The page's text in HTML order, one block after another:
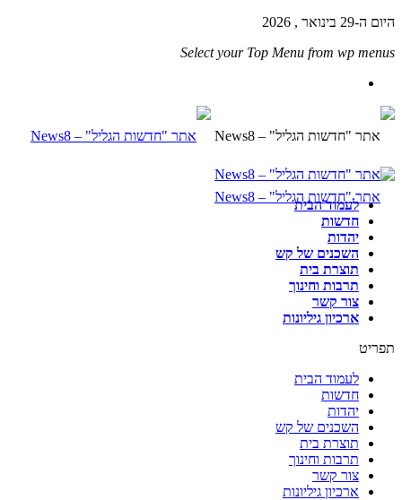
היום ה-29 בינואר , 2026
Select your Top Menu from wp menus
לעמוד הבית
חדשות
יהדות
השכנים של קש
תוצרת בית
תרבות וחינוך
צור קשר
ארכיון גיליונות
תפריט
לעמוד הבית
חדשות
יהדות
השכנים של קש
תוצרת בית
תרבות וחינוך
צור קשר
ארכיון גיליונות